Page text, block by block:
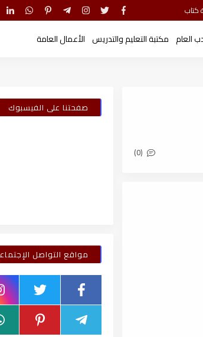
كتاب
العام مكتبة التعليم والتدريس الأعمال العامة
(0)
صفحتنا على الفيسبوك
مواقع التواصل